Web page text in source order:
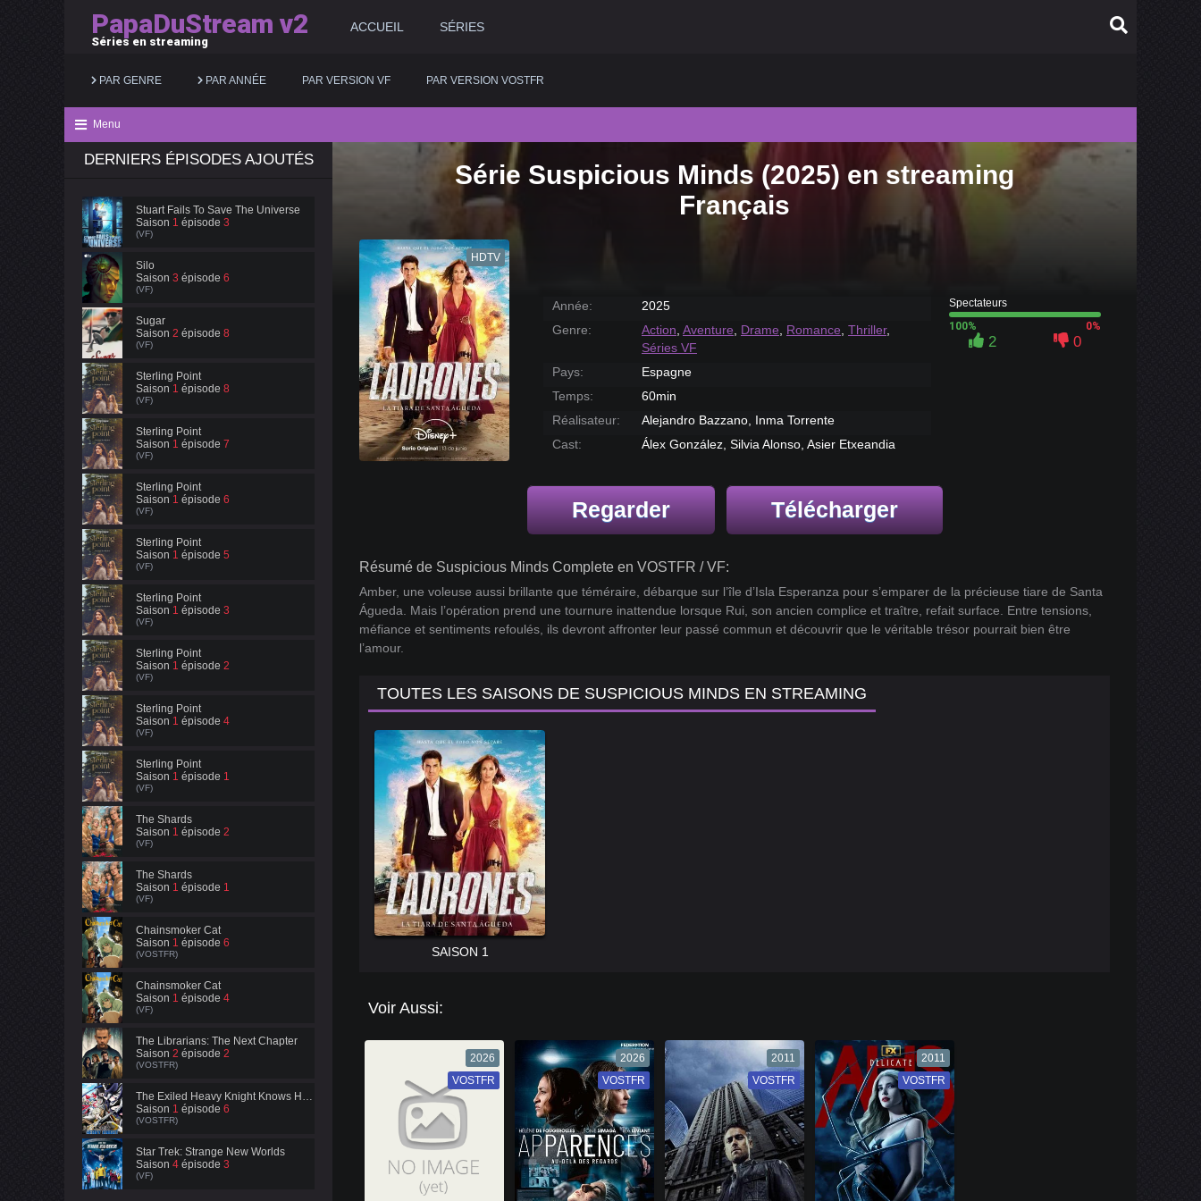
PapaDuStream v2
Séries en streaming
ACCUEIL SÉRIES
PAR GENRE
Action
Animation
Aventure
Biopic
Comédie
Documentaire Historique
Horreur
Musical
Policier
Romance
Science fiction
PAR ANNÉE
2025
2017
2016
2015 2010
PAR VERSION VF PAR VERSION VOSTFR
Menu
DERNIERS ÉPISODES AJOUTÉS
Stuart Fails To Save The Universe
Saison 1 épisode 3
(VF)
Silo
Saison 3 épisode 6
(VF)
Sugar
Saison 2 épisode 8
(VF)
Sterling Point
Saison 1 épisode 8
(VF)
Sterling Point
Saison 1 épisode 7
(VF)
Sterling Point
Saison 1 épisode 6
(VF)
Sterling Point
Saison 1 épisode 5
(VF)
Sterling Point
Saison 1 épisode 3
(VF)
Sterling Point
Saison 1 épisode 2
(VF)
Sterling Point
Saison 1 épisode 4
(VF)
Sterling Point
Saison 1 épisode 1
(VF)
The Shards
Saison 1 épisode 2
(VF)
The Shards
Saison 1 épisode 1
(VF)
Chainsmoker Cat
Saison 1 épisode 6
(VOSTFR)
Chainsmoker Cat
Saison 1 épisode 4
(VF)
The Librarians: The Next Chapter
Saison 2 épisode 2
(VOSTFR)
The Exiled Heavy Knight Knows How to Game the System
Saison 1 épisode 6
(VOSTFR)
Star Trek: Strange New Worlds
Saison 4 épisode 3
(VF)
Série Suspicious Minds (2025) en streaming
Français
HDTV
Année:
2025
Genre:
Action, Aventure, Drame, Romance, Thriller,
Séries VF
Pays:
Espagne
Temps:
60min
Réalisateur:
Alejandro Bazzano, Inma Torrente
Cast:
Álex González, Silvia Alonso, Asier Etxeandia
Spectateurs
100%
0%
2 0
Regarder Télécharger
Résumé de Suspicious Minds Complete en VOSTFR / VF:
Amber, une voleuse aussi brillante que téméraire, débarque sur l’île d’Isla Esperanza pour s’emparer de la précieuse tiare de Santa
Águeda. Mais l’opération prend une tournure inattendue lorsque Rui, son ancien complice et traître, refait surface. Entre tensions,
méfiance et sentiments refoulés, ils devront affronter leur passé commun et découvrir que le véritable trésor pourrait bien être
l’amour.
TOUTES LES SAISONS DE SUSPICIOUS MINDS EN STREAMING
SAISON 1
Voir Aussi:
2026
VF
VOSTFR
2026
VF
VOSTFR
2011
VF
VOSTFR
2011
VF
VOSTFR